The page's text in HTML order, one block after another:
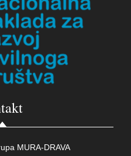
MURA-DRAVA